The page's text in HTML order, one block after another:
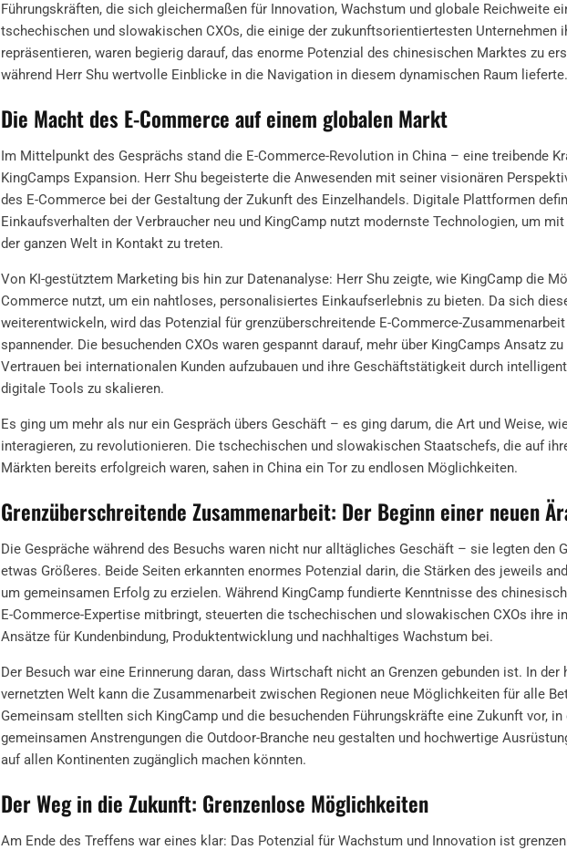
Führungskräften, die sich gleichermaßen für Innovation, Wachstum und globale Reichweite
tschechischen und slowakischen CXOs, die einige der zukunftsorientiertesten Unternehmen
repräsentieren, waren begierig darauf, das enorme Potenzial des chinesischen Marktes zu
während Herr Shu wertvolle Einblicke in die Navigation in diesem dynamischen Raum lieferte.
Die Macht des E-Commerce auf einem globalen Markt
Im Mittelpunkt des Gesprächs stand die E-Commerce-Revolution in China – eine treibende
KingCamps Expansion. Herr Shu begeisterte die Anwesenden mit seiner visionären
des E-Commerce bei der Gestaltung der Zukunft des Einzelhandels. Digitale Plattformen
Einkaufsverhalten der Verbraucher neu und KingCamp nutzt modernste Technologien, um
der ganzen Welt in Kontakt zu treten.
Von KI-gestütztem Marketing bis hin zur Datenanalyse: Herr Shu zeigte, wie KingCamp die
Commerce nutzt, um ein nahtloses, personalisiertes Einkaufserlebnis zu bieten. Da sich
weiterentwickeln, wird das Potenzial für grenzüberschreitende E-Commerce-
spannender. Die besuchenden CXOs waren gespannt darauf, mehr über KingCamps Ansatz zu
Vertrauen bei internationalen Kunden aufzubauen und ihre Geschäftstätigkeit durch
digitale Tools zu skalieren.
Es ging um mehr als nur ein Gespräch übers Geschäft – es ging darum, die Art und Weise,
interagieren, zu revolutionieren. Die tschechischen und slowakischen Staatschefs, die auf
Märkten bereits erfolgreich waren, sahen in China ein Tor zu endlosen Möglichkeiten.
Grenzüberschreitende Zusammenarbeit: Der Beginn einer neuen
Die Gespräche während des Besuchs waren nicht nur alltägliches Geschäft – sie legten den
etwas Größeres. Beide Seiten erkannten enormes Potenzial darin, die Stärken des jeweils
um gemeinsamen Erfolg zu erzielen. Während KingCamp fundierte Kenntnisse des
E-Commerce-Expertise mitbringt, steuerten die tschechischen und slowakischen CXOs ihre
Ansätze für Kundenbindung, Produktentwicklung und nachhaltiges Wachstum bei.
Der Besuch war eine Erinnerung daran, dass Wirtschaft nicht an Grenzen gebunden ist. In der
vernetzten Welt kann die Zusammenarbeit zwischen Regionen neue Möglichkeiten für alle
Gemeinsam stellten sich KingCamp und die besuchenden Führungskräfte eine Zukunft vor, in
gemeinsamen Anstrengungen die Outdoor-Branche neu gestalten und hochwertige
auf allen Kontinenten zugänglich machen könnten.
Der Weg in die Zukunft: Grenzenlose Möglichkeiten
Am Ende des Treffens war eines klar: Das Potenzial für Wachstum und Innovation ist